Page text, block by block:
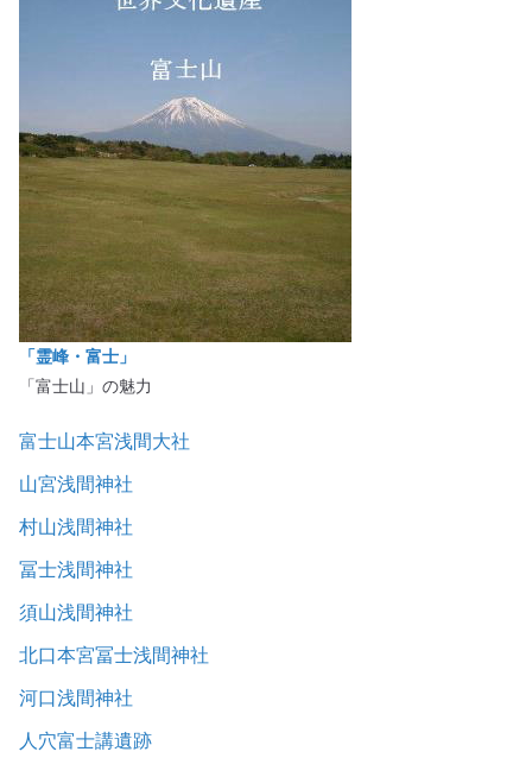
「霊峰・富士」
「富士山」の魅力
富士山本宮浅間大社
山宮浅間神社
村山浅間神社
冨士浅間神社
須山浅間神社
北口本宮冨士浅間神社
河口浅間神社
人穴富士講遺跡